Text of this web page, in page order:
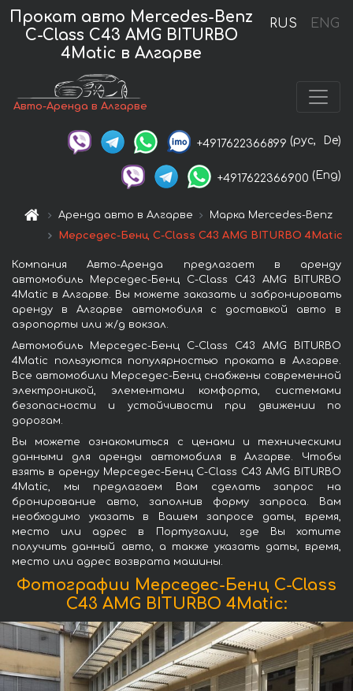
RUS ENG
Прокат авто Mercedes-Benz
C-Class C43 AMG BITURBO
4Matic в Алгарве
Авто-Аренда в Алгарве
+4917622366899 (рус, De)
+4917622366900 (Eng)
Аренда авто в Алгарве
Марка Mercedes-Benz
Мерседес-Бенц C-Class C43 AMG BITURBO 4Matic
Компания Авто-Аренда предлагает в аренду
автомобиль Мерседес-Бенц C-Class C43 AMG BITURBO
4Matic в Алгарве. Вы можете заказать и забронировать
аренду в Алгарве автомобиля с доставкой авто в
аэропорты или ж/д вокзал.
Автомобиль Мерседес-Бенц C-Class C43 AMG BITURBO
4Matic пользуются популярностью проката в Алгарве.
Все автомобили Мерседес-Бенц снабжены современной
электроникой, элементами комфорта, системами
безопасности и устойчивости при движении по
дорогам.
Вы можете ознакомиться с ценами и техническими
данными для аренды автомобиля в Алгарве. Чтобы
взять в аренду Мерседес-Бенц C-Class C43 AMG BITURBO
4Matic, мы предлагаем Вам сделать запрос на
бронирование авто, заполнив форму запроса. Вам
необходимо указать в Вашем запросе даты, время,
место или адрес в Португалии, где Вы хотите
получить данный авто, а также указать даты, время,
место или адрес возврата машины.
Фотографии Мерседес-Бенц C-Class
C43 AMG BITURBO 4Matic: